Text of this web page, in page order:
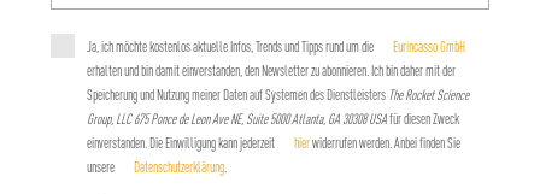
Ja, ich möchte kostenlos aktuelle Infos, Trends und Tipps rund um die
Eurincasso GmbH
erhalten und bin damit einverstanden, den Newsletter zu abonnieren. Ich bin daher mit der
Speicherung und Nutzung meiner Daten auf Systemen des DienstleistersThe Rocket Science
Group, LLC 675 Ponce de Leon Ave NE, Suite 5000 Atlanta, GA 30308 USAfür diesen Zweck
einverstanden. Die Einwilligung kann jederzeit
hierwiderrufen werden. Anbei finden Sie
unsere
Datenschutzerklärung.